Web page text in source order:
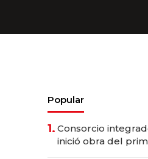
Popular
1. Consorcio
inició obra del